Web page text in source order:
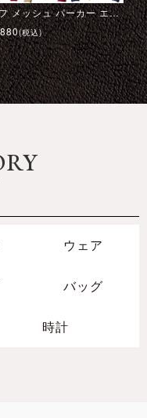
ハーフ メッシュ パーカー エヴォ 2 ’26
(税込)
トライアルマスター モーターサイクル ブーツ
(税込)
ガルフ キャンバス トラベルバッグ ミディアム
(税込)
ブラック
(税込)
ウェア
バッグ
時計